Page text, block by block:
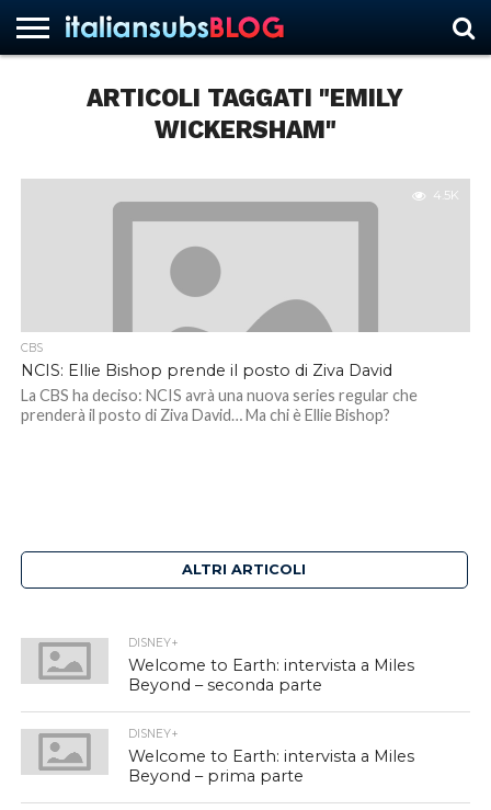
ARTICOLI TAGGATI "EMILY
WICKERSHAM"
4.5K
CBS
NCIS: Ellie Bishop prende il posto di Ziva David
La CBS ha deciso: NCIS avrà una nuova series regular che
prenderà il posto di Ziva David… Ma chi è Ellie Bishop?
ALTRI ARTICOLI
DISNEY+
Welcome to Earth: intervista a Miles
Beyond – seconda parte
DISNEY+
Welcome to Earth: intervista a Miles
Beyond – prima parte